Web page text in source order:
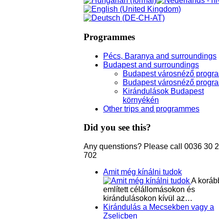
Programmes
Pécs, Baranya and surroundings
Budapest and surroundings
Budapest városnéző
Budapest városnéző
Kirándulások Budapest
környékén
Other trips and programmes
Did you see this?
Any quenstions? Please call 0036 30
702
Amit még kínálni tudok
A
említett célállomásokon és
kirándulásokon kívül az…
Kirándulás a Mecsekben vagy a
Zselicben